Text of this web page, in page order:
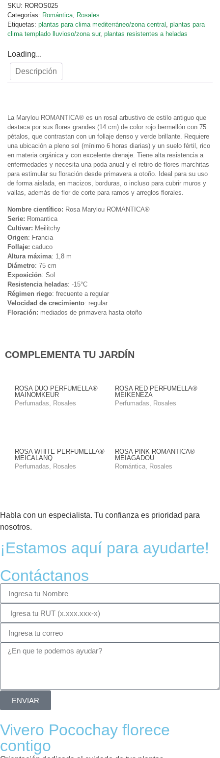
SKU: ROROS025
Categorías: Romántica, Rosales
Etiquetas: plantas para clima mediterráneo/zona central , plantas para
clima templado lluvioso/zona sur, plantas resistentes a heladas
Loading...
Descripción
La Marylou ROMANTICA® es un rosal arbustivo de estilo antiguo que
destaca por sus flores grandes (14 cm) de color rojo bermellón con 75
pétalos, que contrastan con un follaje denso y verde brillante. Requiere
una ubicación a pleno sol (mínimo 6 horas diarias) y un suelo fértil, rico
en materia orgánica y con excelente drenaje. Tiene alta resistencia a
enfermedades y necesita una poda anual y el retiro de flores marchitas
para estimular su floración desde primavera a otoño. Ideal para su uso
de forma aislada, en macizos, borduras, o incluso para cubrir muros y
vallas, además de flor de corte para ramos y arreglos florales.
Nombre científico: Rosa Marylou ROMANTICA®
Serie: Romantica
Cultivar: Meilitchy
Origen: Francia
Follaje: caduco
Altura máxima: 1,8 m
Diámetro: 75 cm
Exposición: Sol
Resistencia heladas: -15°C
Régimen riego: frecuente a regular
Velocidad de crecimiento: regular
Floración: mediados de primavera hasta otoño
COMPLEMENTA TU JARDÍN
Perfumadas Rosales
ROSA DUO PERFUMELLA®
MAINOMKEUR
Perfumadas
Rosales
ROSA RED PERFUMELLA®
MEIKENEZA
Perfumadas Rosales
ROSA WHITE PERFUMELLA®
MEICALANQ
Romántica
Rosales
ROSA PINK ROMANTICA®
MEIAGADOU
Habla con un especialista. Tu confianza es prioridad para
nosotros.
¡Estamos aquí para ayudarte!
Contáctanos
ENVIAR
Vivero Pocochay florece
contigo